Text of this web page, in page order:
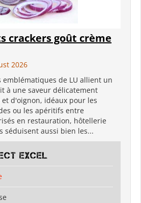
crackers goût crème
2026
emblématiques de LU allient un
à une saveur délicatement
et d'oignon, idéaux pour les
ou les apéritifs entre
en restauration, hôtellerie
séduisent aussi bien les...
EXCEL